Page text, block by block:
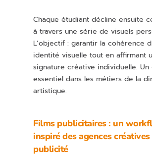
Chaque étudiant décline ensuite
à travers une série de visuels
L’objectif : garantir la cohérence
identité visuelle tout en affirmant
signature créative individuelle.
essentiel dans les métiers de la
artistique.
Films publicitaires : un
inspiré des agences
publicité